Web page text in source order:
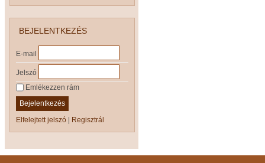
BEJELENTKEZÉS
E-mail
Jelszó
Emlékezzen rám
Bejelentkezés
Elfelejtett jelszó | Regisztrál